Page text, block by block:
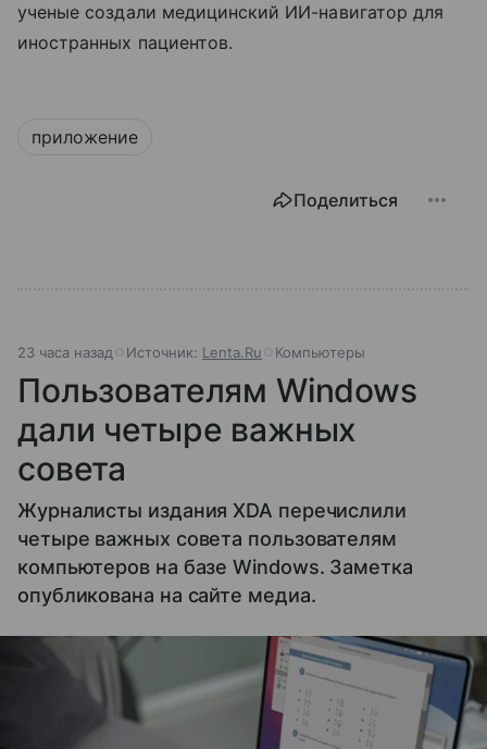
ученые создали медицинский ИИ-навигатор для
иностранных пациентов.
приложение
Поделиться
23 часа назад Источник: Lenta.Ru Компьютеры
Пользователям Windows
дали четыре важных
совета
Журналисты издания XDA перечислили
четыре важных совета пользователям
компьютеров на базе Windows. Заметка
опубликована на сайте медиа.